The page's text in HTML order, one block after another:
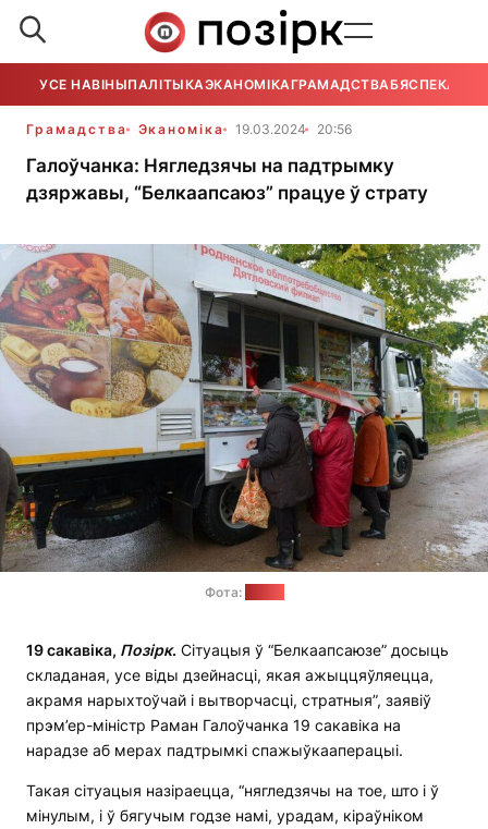
УСЕ НАВІНЫПАЛІТЫКАЭКАНОМІКАГРАМАДСТВАБЯСПЕКА
Грамадства Эканоміка 19.03.2024 20:56
Галоўчанка: Нягледзячы на падтрымку
дзяржавы, “Белкаапсаюз” працуе ў страту
Фота:
19 сакавіка, Позірк. Сітуацыя ў “Белкаапсаюзе” досыць
складаная, усе віды дзейнасці, якая ажыццяўляецца,
акрамя нарыхтоўчай і вытворчасці, стратныя”, заявіў
прэм’ер-міністр Раман Галоўчанка 19 сакавіка на
нарадзе аб мерах падтрымкі спажыўкааперацыі.
Такая сітуацыя назіраецца, “нягледзячы на тое, што і ў
мінулым, і ў бягучым годзе намі, урадам, кіраўніком